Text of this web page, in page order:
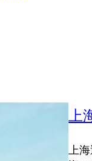
上
上